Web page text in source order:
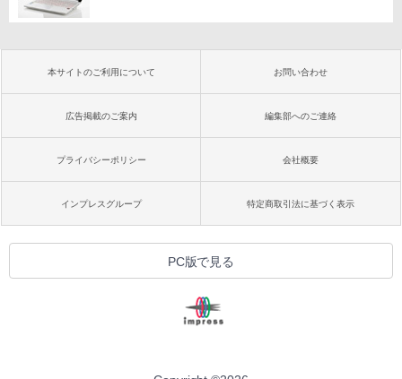
本サイトのご利用について お問い合わせ
広告掲載のご案内 編集部へのご連絡
プライバシーポリシー 会社概要
インプレスグループ 特定商取引法に基づく表示
PC版で見る